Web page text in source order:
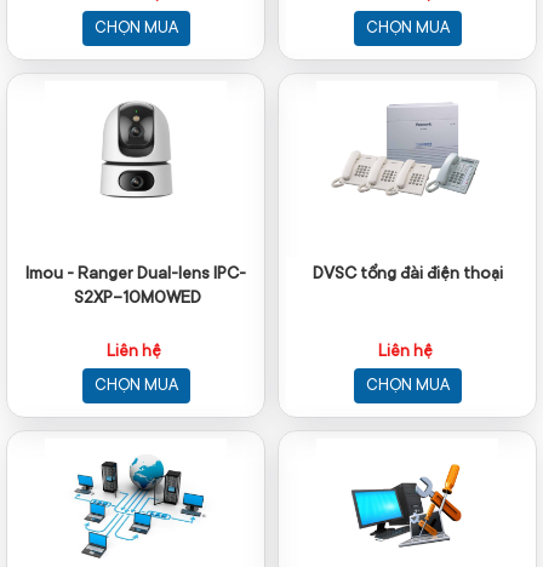
CHỌN MUA
CHỌN MUA
Imou - Ranger Dual-lens IPC-
S2XP-10M0WED
Liên hệ
CHỌN MUA
DVSC tổng đài điện thoại
Liên hệ
CHỌN MUA